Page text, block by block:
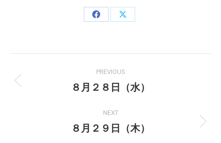
Share
Share
navigation
PREVIOUS
Previous
８月２８日（水）
NEXT
Next
８月２９日（木）